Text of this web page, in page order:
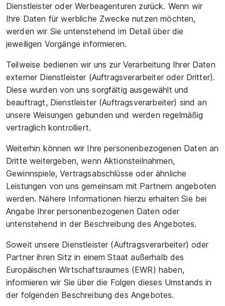
Dienstleister oder Werbeagenturen zurück. Wenn wir
Ihre Daten für werbliche Zwecke nutzen möchten,
werden wir Sie untenstehend im Detail über die
jeweiligen Vorgänge informieren.
Teilweise bedienen wir uns zur Verarbeitung Ihrer Daten
externer Dienstleister (Auftragsverarbeiter oder Dritter).
Diese wurden von uns sorgfältig ausgewählt und
beauftragt, Dienstleister (Auftragsverarbeiter) sind an
unsere Weisungen gebunden und werden regelmäßig
vertraglich kontrolliert.
Weiterhin können wir Ihre personenbezogenen Daten an
Dritte weitergeben, wenn Aktionsteilnahmen,
Gewinnspiele, Vertragsabschlüsse oder ähnliche
Leistungen von uns gemeinsam mit Partnern angeboten
werden. Nähere Informationen hierzu erhalten Sie bei
Angabe Ihrer personenbezogenen Daten oder
untenstehend in der Beschreibung des Angebotes.
Soweit unsere Dienstleister (Auftragsverarbeiter) oder
Partner ihren Sitz in einem Staat außerhalb des
Europäischen Wirtschaftsraumes (EWR) haben,
informieren wir Sie über die Folgen dieses Umstands in
der folgenden Beschreibung des Angebotes.